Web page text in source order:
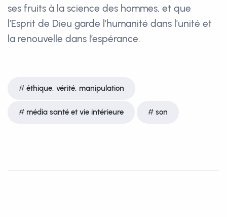
ses fruits à la science des hommes, et que
l’Esprit de Dieu garde l’humanité dans l’unité et
la renouvelle dans l’espérance.
éthique, vérité, manipulation
média santé et vie intérieure son